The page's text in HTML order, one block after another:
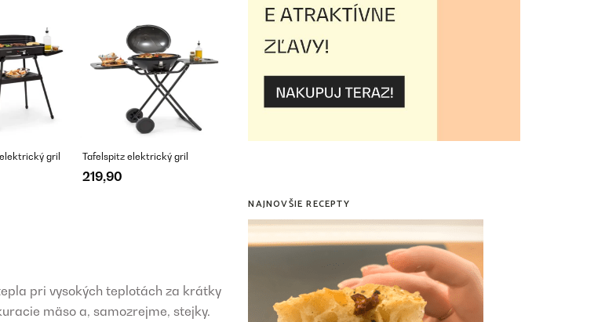
gril Tafelspitz elektrický gril
219,90
pri vysokých teplotách za krátky
mäso a, samozrejme, stejky.
NAJNOVŠIE RECEPTY